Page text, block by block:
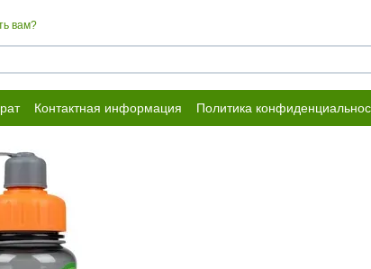
вам?
Контактная информация Политика